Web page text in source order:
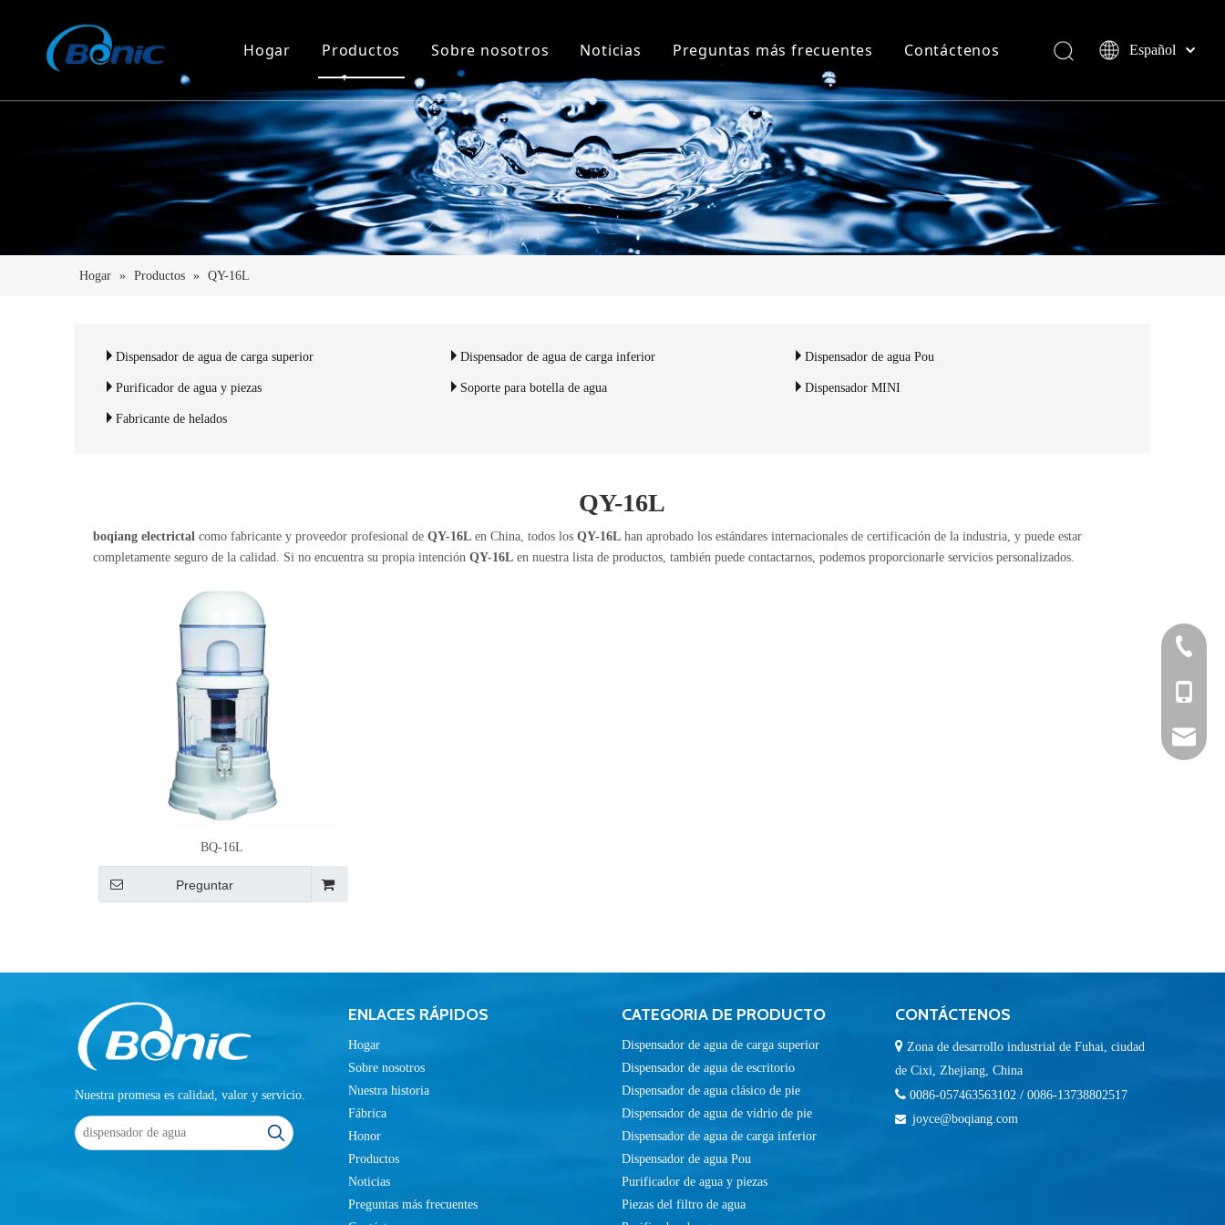
Hogar Productos
Dispensador de agua de carga superior
Dispensador de agua de carga inferior
Dispensador de agua Pou
Purificador de agua y piezas
Soporte para botella de agua
Sobre nosotros
Sobre nosotros
Nuestra historia
Fábrica
Honor
Noticias
Noticias de la compañía
Noticias de la Industria
Preguntas más frecuentes Contáctenos
Español
العربية
Hogar » Productos » QY-16L
Dispensador de agua de carga superior Dispensador de agua de carga inferior Dispensador de agua Pou
Purificador de agua y piezas Soporte para botella de agua Dispensador MINI
Fabricante de helados
QY-16L
boqiang electrictal como fabricante y proveedor profesional de QY-16L en China, todos los QY-16L han aprobado los estándares internacionales de certificación de la industria, y puede estar
completamente seguro de la calidad. Si no encuentra su propia intención QY-16L en nuestra lista de productos, también puede contactarnos, podemos proporcionarle servicios personalizados.
BQ-16L
Preguntar
Nuestra promesa es calidad, valor y servicio.
ENLACES RÁPIDOS
Hogar
Sobre nosotros
Nuestra historia
Fábrica
Honor
Productos
Noticias
Preguntas más frecuentes
CATEGORIA DE PRODUCTO
Dispensador de agua de carga superior
Dispensador de agua de escritorio
Dispensador de agua clásico de pie
Dispensador de agua de vidrio de pie
Dispensador de agua de carga inferior
Dispensador de agua Pou
Purificador de agua y piezas
Piezas del filtro de agua
CONTÁCTENOS
 Zona de desarrollo industrial de Fuhai, ciudad
de Cixi, Zhejiang, China
 0086-057463563102 / 0086-13738802517
 joyce@boqiang.com
0086-